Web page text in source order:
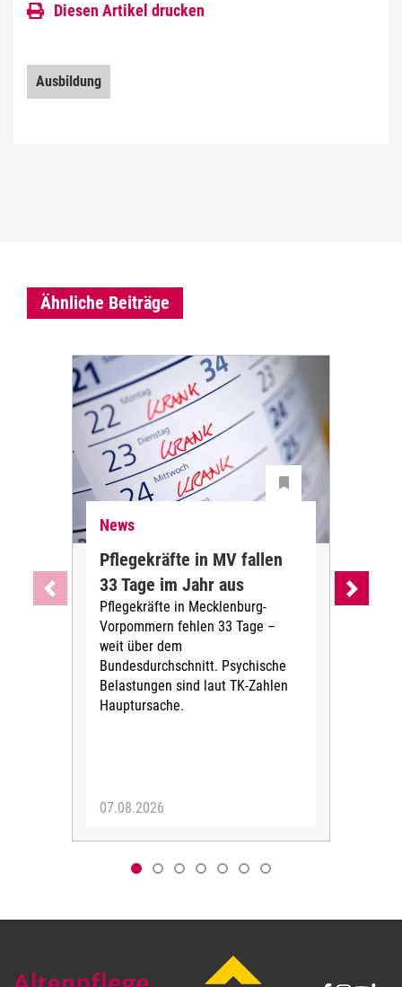
Diesen Artikel drucken
Ausbildung
Ähnliche Beiträge
News
Pflegekräfte in MV fallen
33 Tage im Jahr aus
Pflegekräfte in Mecklenburg-
Vorpommern fehlen 33 Tage –
weit über dem
Bundesdurchschnitt. Psychische
Belastungen sind laut TK-Zahlen
Hauptursache.
07.08.2026